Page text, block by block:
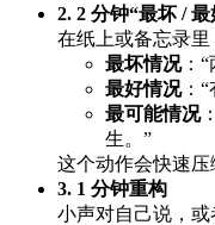
2. 2 分钟“最坏 /
在纸上或备忘录里
最坏情况：“
最好情况：“
最可能情况
生。”
这个动作会快速压
3. 1 分钟重构
小声对自己说，或